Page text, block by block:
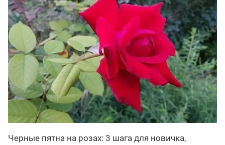
Черные пятна на розах: 3 шага для новичка,